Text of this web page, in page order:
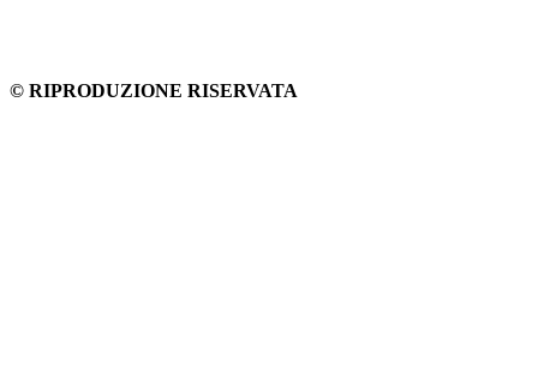
© RIPRODUZIONE RISERVATA